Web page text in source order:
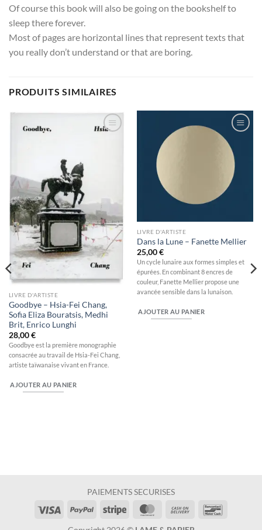
Of course this book will also be going on the bookshelf to
sleep there forever.
Most of pages are horizontal lines that represent texts that
you really don’t understand or that are boring.
PRODUITS SIMILAIRES
LIVRE D'ARTISTE
Goodbye – Hsia-Fei Chang,
Sofia Eliza Bouratsis, Medhi
Brit, Enrico Lunghi
28,00€
Goodbye est la première monographie
consacrée au travail de Hsia-Fei Chang,
artiste taïwanaise vivant en France.
AJOUTER AU PANIER
Ajouter
à la
wishlist
LIVRE D'ARTISTE
Dans la Lune – Fanette Mellier
25,00€
Un cycle lunaire aux formes simples et
épurées. En combinant 8 encres de
couleur, Fanette Mellier propose une
avancée sensible dans la lunaison.
AJOUTER AU PANIER
PAIEMENTS SECURISES
Visa
PayPal Stripe MasterCardCash